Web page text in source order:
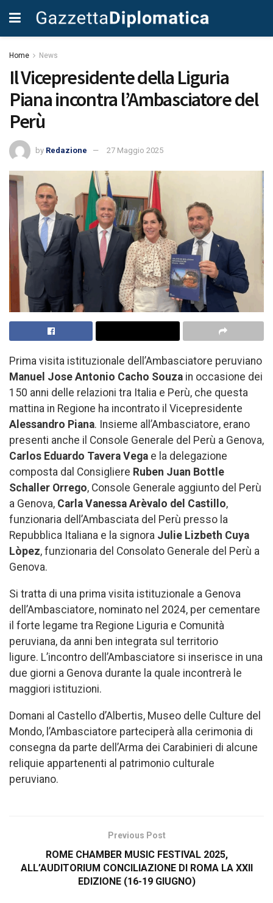
Home News
Il Vicepresidente della Liguria
Piana incontra l’Ambasciatore del
Perù
by Redazione 27 Maggio 2025
Prima visita istituzionale dell’Ambasciatore peruviano
Manuel Jose Antonio Cacho Souza in occasione dei
150 anni delle relazioni tra Italia e Perù, che questa
mattina in Regione ha incontrato il Vicepresidente
Alessandro Piana. Insieme all’Ambasciatore, erano
presenti anche il Console Generale del Perù a Genova,
Carlos Eduardo Tavera Vega e la delegazione
composta dal Consigliere Ruben Juan Bottle
Schaller Orrego, Console Generale aggiunto del Perù
a Genova, Carla Vanessa Arèvalo del Castillo,
funzionaria dell’Ambasciata del Perù presso la
Repubblica Italiana e la signora Julie Lizbeth Cuya
Lòpez, funzionaria del Consolato Generale del Perù a
Genova.
Si tratta di una prima visita istituzionale a Genova
dell’Ambasciatore, nominato nel 2024, per cementare
il forte legame tra Regione Liguria e Comunità
peruviana, da anni ben integrata sul territorio
ligure. L’incontro dell’Ambasciatore si inserisce in una
due giorni a Genova durante la quale incontrerà le
maggiori istituzioni.
Domani al Castello d’Albertis, Museo delle Culture del
Mondo, l’Ambasciatore parteciperà alla cerimonia di
consegna da parte dell’Arma dei Carabinieri di alcune
reliquie appartenenti al patrimonio culturale
peruviano.
Previous Post
ROME CHAMBER MUSIC FESTIVAL 2025,
ALL’AUDITORIUM CONCILIAZIONE DI ROMA LA XXII
EDIZIONE (16-19 GIUGNO)